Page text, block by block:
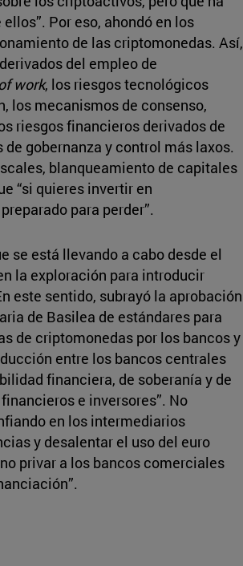
Por eso, ahondó en los
de las criptomonedas. Así,
del empleo de
work, los riesgos tecnológicos
los mecanismos de consenso,
riesgos financieros derivados de
gobernanza y control más laxos.
blanqueamiento de capitales
“si quieres invertir en
para perder”.
se está llevando a cabo desde el
la exploración para introducir
este sentido, subrayó la aprobación
de Basilea de estándares para
de criptomonedas por los bancos y
entre los bancos centrales
financiera, de soberanía y de
e inversores”. No
en los intermediarios
y desalentar el uso del euro
privar a los bancos comerciales